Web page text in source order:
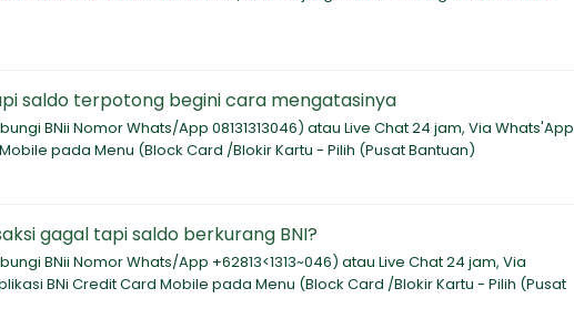
saldo terpotong begini cara mengatasinya
BNii Nomor Whats/App 08131313046) atau Live Chat 24 jam, Via Whats'App
pada Menu (Block Card /Blokir Kartu - Pilih (Pusat Bantuan)
gagal tapi saldo berkurang BNI?
BNii Nomor Whats/App +62813<1313~046) atau Live Chat 24 jam, Via
BNi Credit Card Mobile pada Menu (Block Card /Blokir Kartu - Pilih (Pusat